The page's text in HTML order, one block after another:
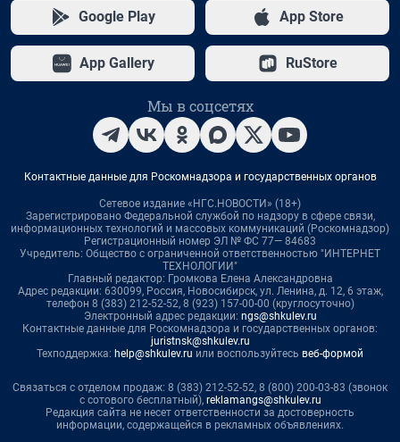
Google Play App Store
App Gallery RuStore
Мы в соцсетях
Контактные данные для Роскомнадзора и государственных органов
Сетевое издание «НГС.НОВОСТИ» (18+)
Зарегистрировано Федеральной службой по надзору в сфере связи,
информационных технологий и массовых коммуникаций (Роскомнадзор)
Регистрационный номер ЭЛ № ФС 77— 84683
Учредитель: Общество с ограниченной ответственностью "ИНТЕРНЕТ
ТЕХНОЛОГИИ"
Главный редактор: Громкова Елена Александровна
Адрес редакции: 630099, Россия, Новосибирск, ул. Ленина, д. 12, 6 этаж,
телефон 8 (383) 212-52-52, 8 (923) 157-00-00 (круглосуточно)
Электронный адрес редакции: ngs@shkulev.ru
Контактные данные для Роскомнадзора и государственных органов:
juristnsk@shkulev.ru
Техподдержка: help@shkulev.ru или воспользуйтесь веб-формой
Связаться с отделом продаж: 8 (383) 212-52-52, 8 (800) 200-03-83 (звонок
с сотового бесплатный), reklamangs@shkulev.ru
Редакция сайта не несет ответственности за достоверность
информации, содержащейся в рекламных объявлениях.